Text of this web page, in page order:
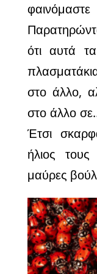
ότι αυτά
στο άλλο,
στο άλλο
Έτσι
ήλιος τους
μαύρες